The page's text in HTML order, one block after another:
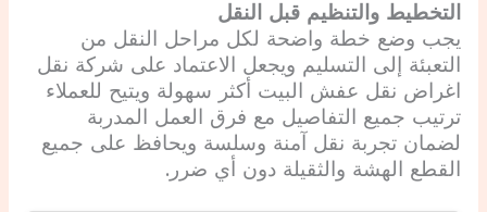
التخطيط والتنظيم قبل النقل
يجب وضع خطة واضحة لكل مراحل النقل من
التعبئة إلى التسليم ويجعل الاعتماد على شركة نقل
اغراض نقل عفش البيت أكثر سهولة ويتيح للعملاء
ترتيب جميع التفاصيل مع فرق العمل المدربة
لضمان تجربة نقل آمنة وسلسة ويحافظ على جميع
القطع الهشة والثقيلة دون أي ضرر.